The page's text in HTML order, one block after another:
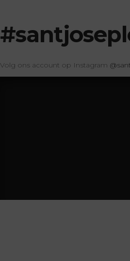
Volg ons account op Instagram